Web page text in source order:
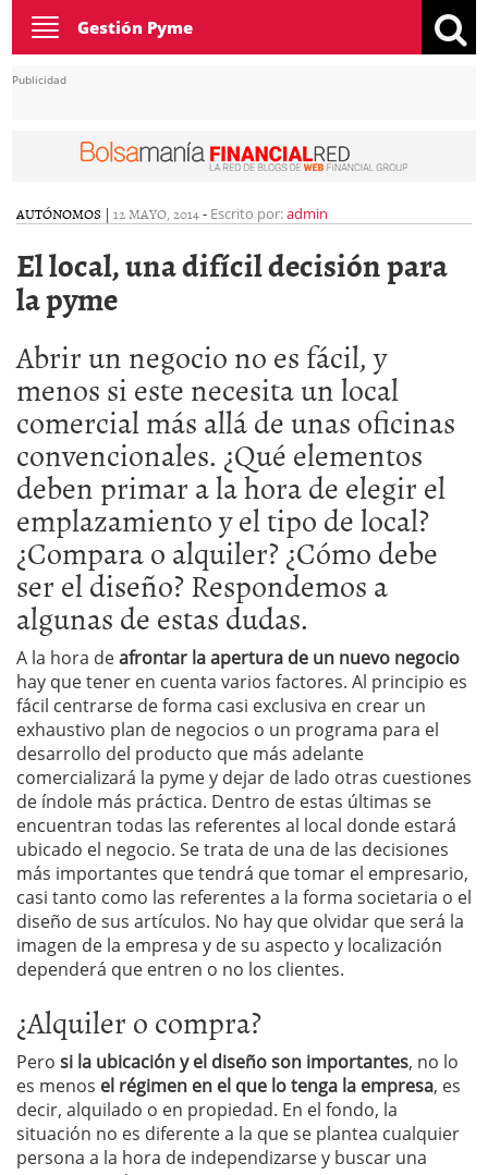
Toggle
navigation
Gestión Pyme
Publicidad
AUTÓNOMOS | 12 MAYO, 2014- Escrito por:admin
El local, una difícil decisión para
la pyme
Abrir un negocio no es fácil, y
menos si este necesita un local
comercial más allá de unas oficinas
convencionales. ¿Qué elementos
deben primar a la hora de elegir el
emplazamiento y el tipo de local?
¿Compara o alquiler? ¿Cómo debe
ser el diseño? Respondemos a
algunas de estas dudas.
A la hora deafrontar la apertura de un nuevo negocio
hay que tener en cuenta varios factores. Al principio es
fácil centrarse de forma casi exclusiva en crear un
exhaustivo plan de negocios o un programa para el
desarrollo del producto que más adelante
comercializará la pyme y dejar de lado otras cuestiones
de índole más práctica. Dentro de estas últimas se
encuentran todas las referentes al local donde estará
ubicado el negocio. Se trata de una de las decisiones
más importantes que tendrá que tomar el empresario,
casi tanto como las referentes a la forma societaria o el
diseño de sus artículos. No hay que olvidar que será la
imagen de la empresa y de su aspecto y localización
dependerá que entren o no los clientes.
¿Alquiler o compra?
Pero si la ubicación y el diseño son importantes, no lo
es menos el régimen en el que lo tenga la empresa, es
decir, alquilado o en propiedad. En el fondo, la
situación no es diferente a la que se plantea cualquier
persona a la hora de independizarse y buscar una